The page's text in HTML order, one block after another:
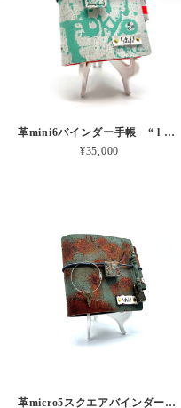
革mini6バインダー手帳 “ l + l l Tokyo もーじミント” 本革
¥35,000
革micro5スクエアバインダー手帳 “こりゃ手に負えないなの扉サビ” 本革